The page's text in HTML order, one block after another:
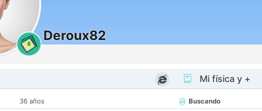
0
Deroux82
36 años
Mi física y +
Buscando